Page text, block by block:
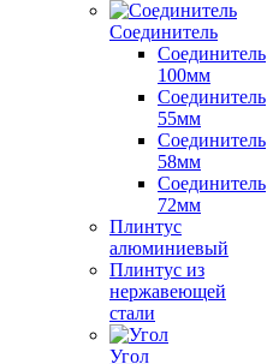
Соединитель
Соединитель
100мм
Соединитель
55мм
Соединитель
58мм
Соединитель
72мм
Плинтус
алюминиевый
Плинтус из
нержавеющей
стали
Угол